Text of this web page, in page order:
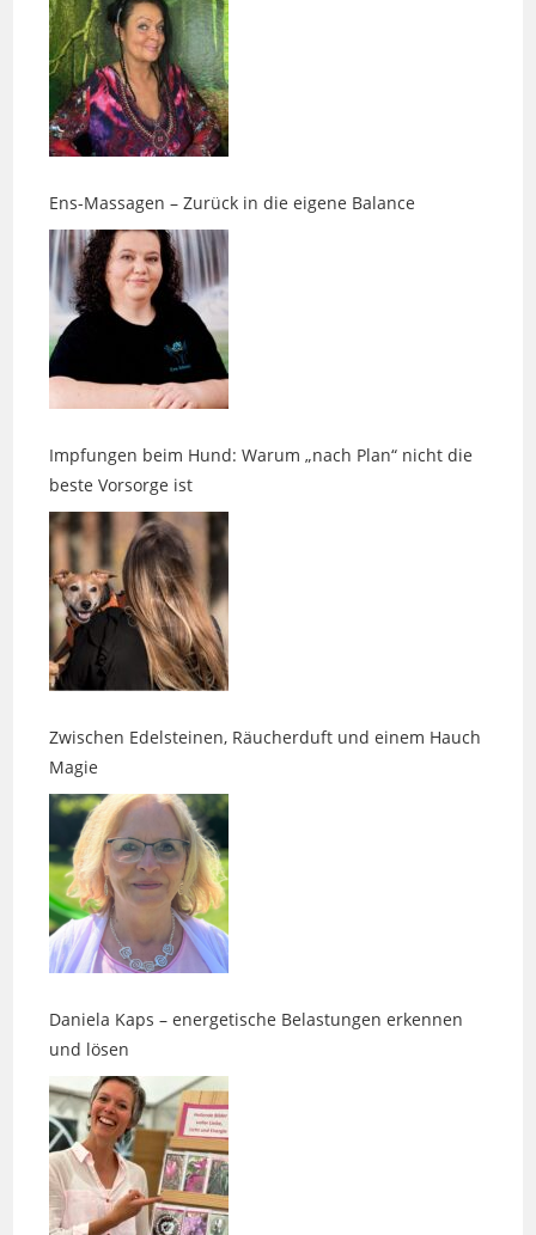
Ens-Massagen – Zurück in die eigene Balance
Impfungen beim Hund: Warum „nach Plan“ nicht die
Zwischen Edelsteinen, Räucherduft und einem Hauch
Daniela Kaps – energetische Belastungen erkennen